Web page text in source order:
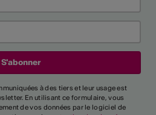
à des tiers et leur usage est
En utilisant ce formulaire, vous
de vos données par le logiciel de